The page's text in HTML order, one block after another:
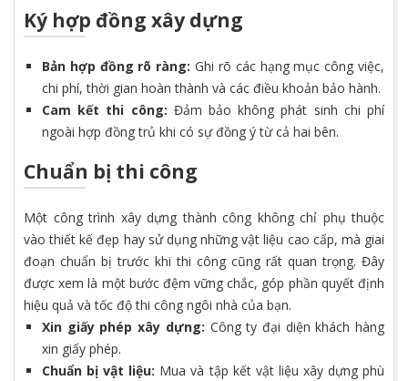
Ký hợp đồng xây dựng
Bản hợp đồng rõ ràng: Ghi rõ các hạng mục công việc,
chi phí, thời gian hoàn thành và các điều khoản bảo hành.
Cam kết thi công: Đảm bảo không phát sinh chi phí
ngoài hợp đồng trủ khi có sự đồng ý từ cả hai bên.
Chuẩn bị thi công
Một công trình xây dựng thành công không chỉ phụ thuộc
vào thiết kế đẹp hay sử dụng những vật liệu cao cấp, mà giai
đoạn chuẩn bị trước khi thi công cũng rất quan trọng. Đây
được xem là một bước đệm vững chắc, góp phần quyết định
hiệu quả và tốc độ thi công ngôi nhà của bạn.
Xin giấy phép xây dựng: Công ty đại diện khách hàng
xin giấy phép.
Chuẩn bị vật liệu: Mua và tập kết vật liệu xây dựng phù